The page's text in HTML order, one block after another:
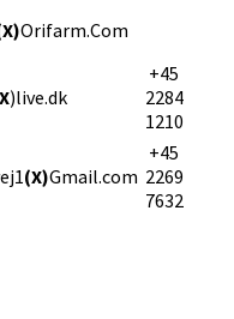
Orifarm.Com
)live.dk
+45
2284
1210
(X)Gmail.com
+45
2269
7632